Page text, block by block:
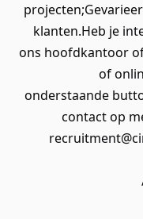
klanten.Heb je
ons hoofdkantoor
of
onderstaande
contact op